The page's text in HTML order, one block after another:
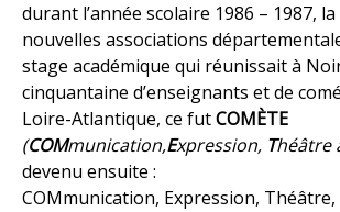
durant l’année scolaire 1986 – 1987,
nouvelles associations
stage académique qui réunissait à
cinquantaine d’enseignants et de
Loire-Atlantique, ce futCOMÈTE
(COMmunication,Expression, Théâtre
devenu ensuite :
COMmunication, Expression, Théâtre,